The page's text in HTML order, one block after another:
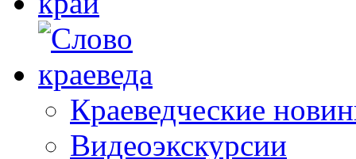
Краеведческие
Видеоэкскурсии